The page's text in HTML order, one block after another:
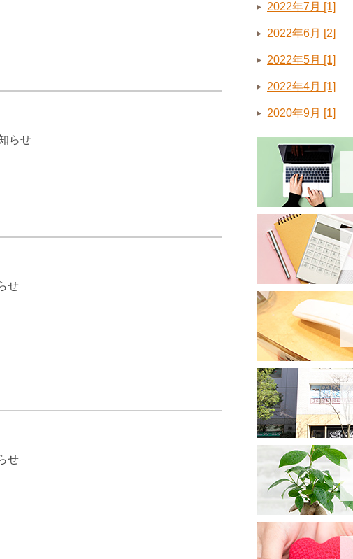
らせ
せ
せ
2022年7月 [1]
2022年6月 [2]
2022年5月 [1]
2022年4月 [1]
2020年9月 [1]